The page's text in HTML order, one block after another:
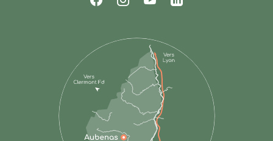
Suivez-nous sur Facebook
Suivez-nous sur Instagram
Suivez-nous sur
Suivez-nous sur